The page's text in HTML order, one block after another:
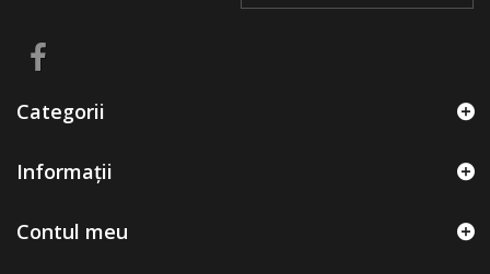
Categorii
Informații
Contul meu